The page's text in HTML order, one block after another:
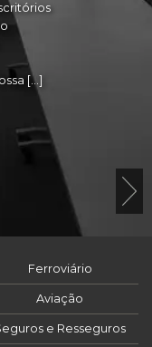
[…]
Ferroviário
Aviação
e Resseguros